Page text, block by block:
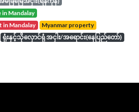
in Mandalay
in Mandalay
Myanmar property
ရုံးနှင့်သိုလှောင်ရုံ အငှါး/အရောင်း(နေပြည်တော်)